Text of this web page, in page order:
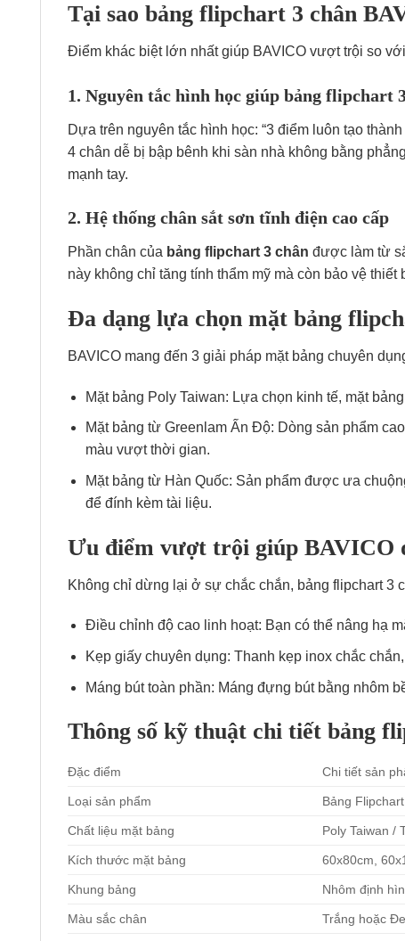
Tại sao bảng flipchart 3 chân
Điểm khác biệt lớn nhất giúp BAVICO vượt trội so
1. Nguyên tắc hình học giúp bảng flipchart
Dựa trên nguyên tắc hình học: “3 điểm luôn tạo
4 chân dễ bị bập bênh khi sàn nhà không bằng
mạnh tay.
2. Hệ thống chân sắt sơn tĩnh điện cao cấp
Phần chân của bảng flipchart 3 chân được làm từ
này không chỉ tăng tính thẩm mỹ mà còn bảo vệ
Đa dạng lựa chọn mặt bảng
BAVICO mang đến 3 giải pháp mặt bảng chuyên
Mặt bảng Poly Taiwan: Lựa chọn kinh tế, mặt
Mặt bảng từ Greenlam Ấn Độ: Dòng sản phẩm
màu vượt thời gian.
Mặt bảng từ Hàn Quốc: Sản phẩm được ưa
để đính kèm tài liệu.
Ưu điểm vượt trội giúp BAVICO
Không chỉ dừng lại ở sự chắc chắn, bảng flipchart 3
Điều chỉnh độ cao linh hoạt: Bạn có thể nâng hạ
Kẹp giấy chuyên dụng: Thanh kẹp inox chắc
Máng bút toàn phần: Máng đựng bút bằng nhôm
Thông số kỹ thuật chi tiết bảng
Đặc điểm Chi tiết sản
Loại sản phẩm Bảng
Chất liệu mặt bảng Poly Taiwan /
Kích thước mặt bảng 60x80cm,
Khung bảng Nhôm định
Màu sắc chân Trắng hoặc